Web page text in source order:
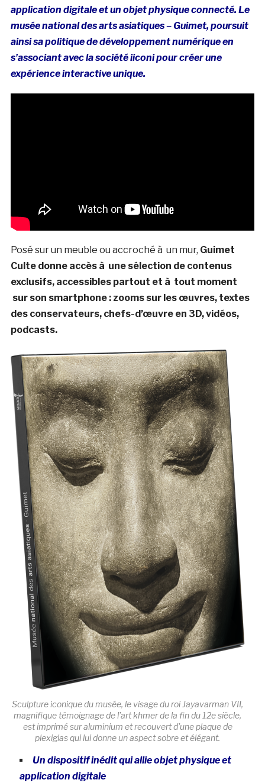
application digitale et un objet physique connecté. Le
musée national des arts asiatiques – Guimet, poursuit
ainsi sa politique de développement numérique en
s’associant avec la société iiconi pour créer une
expérience interactive unique.
Posé sur un meuble ou accroché à un mur, Guimet
Culte donne accès à une sélection de contenus
exclusifs, accessibles partout et à tout moment
sur son smartphone : zooms sur les œuvres, textes
des conservateurs, chefs-d’œuvre en 3D, vidéos,
podcasts.
Sculpture iconique du musée, le visage du roi Jayavarman VII,
magnifique témoignage de l’art khmer de la fin du 12e siècle,
est imprimé sur aluminium et recouvert d’une plaque de
plexiglas qui lui donne un aspect sobre et élégant.
Un dispositif inédit qui allie objet physique et
application digitale